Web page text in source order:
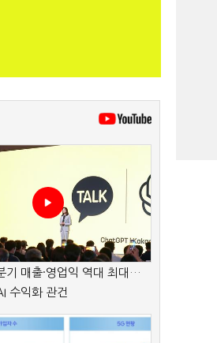
기 매출·영업익 역대 최대…
수익화 관건